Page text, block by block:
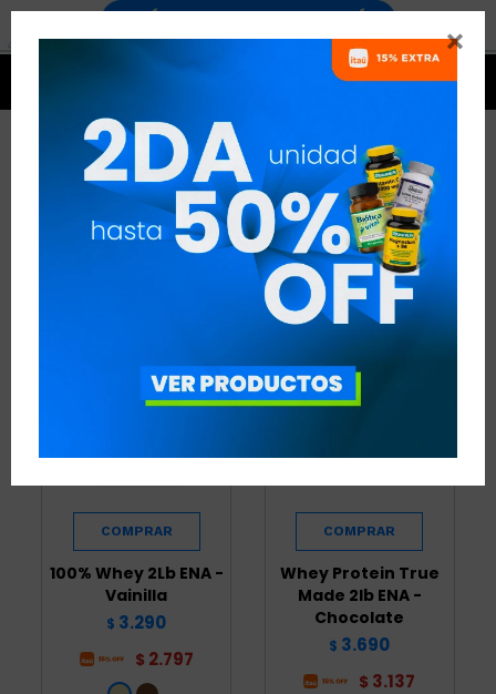

PROTEÍNAS DE SUERO
PROTEÍNAS DE SUERO QUITAR FILTROS
RECOMENDADOS
100% Whey 2Lb ENA -
Vainilla
$ 3.290
$ 2.797
Whey Protein True
Made 2lb ENA -
Chocolate
$ 3.690
$ 3.137